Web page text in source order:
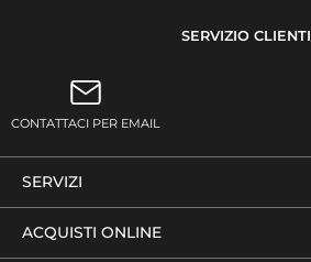
SERVIZIO CLIENTI
CONTATTACI PER EMAIL
SERVIZI
ACQUISTI ONLINE